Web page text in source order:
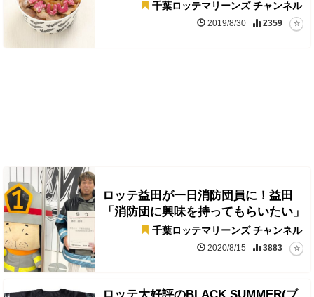
千葉ロッテマリーンズ チャンネル
2019/8/30 2359
ロッテ益田が一日消防団員に！益田
「消防団に興味を持ってもらいたい」
千葉ロッテマリーンズ チャンネル
2020/8/15 3883